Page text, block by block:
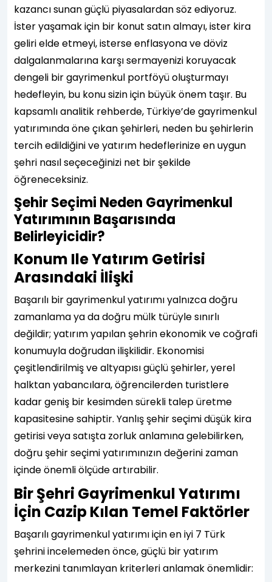
kazancı sunan güçlü piyasalardan söz ediyoruz.
İster yaşamak için bir konut satın almayı, ister kira
geliri elde etmeyi, isterse enflasyona ve döviz
dalgalanmalarına karşı sermayenizi koruyacak
dengeli bir gayrimenkul portföyü oluşturmayı
hedefleyin, bu konu sizin için büyük önem taşır. Bu
kapsamlı analitik rehberde, Türkiye’de gayrimenkul
yatırımında öne çıkan şehirleri, neden bu şehirlerin
tercih edildiğini ve yatırım hedeflerinize en uygun
şehri nasıl seçeceğinizi net bir şekilde
öğreneceksiniz.
Şehir Seçimi Neden Gayrimenkul
Yatırımının Başarısında
Belirleyicidir?
Konum Ile Yatırım Getirisi
Arasındaki İlişki
Başarılı bir gayrimenkul yatırımı yalnızca doğru
zamanlama ya da doğru mülk türüyle sınırlı
değildir; yatırım yapılan şehrin ekonomik ve coğrafi
konumuyla doğrudan ilişkilidir. Ekonomisi
çeşitlendirilmiş ve altyapısı güçlü şehirler, yerel
halktan yabancılara, öğrencilerden turistlere
kadar geniş bir kesimden sürekli talep üretme
kapasitesine sahiptir. Yanlış şehir seçimi düşük kira
getirisi veya satışta zorluk anlamına gelebilirken,
doğru şehir seçimi yatırımınızın değerini zaman
içinde önemli ölçüde artırabilir.
Bir Şehri Gayrimenkul Yatırımı
İçin Cazip Kılan Temel Faktörler
Başarılı gayrimenkul yatırımı için en iyi 7 Türk
şehrini incelemeden önce, güçlü bir yatırım
merkezini tanımlayan kriterleri anlamak önemlidir: